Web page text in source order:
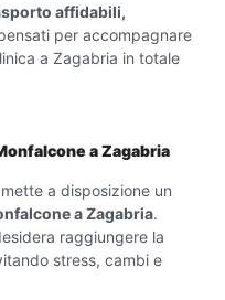
affidabili,
per accompagnare
a Zagabria in totale
a Zagabria
a disposizione un
a Zagabria.
raggiungere la
stress, cambi e